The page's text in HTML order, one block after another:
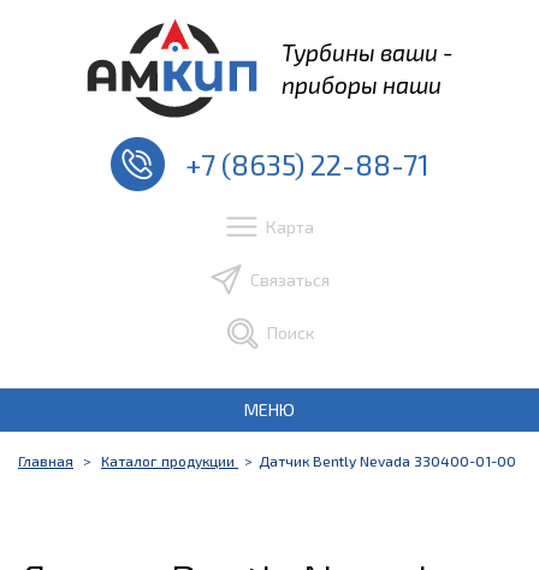
Турбины ваши -
приборы наши
+7 (8635) 22-88-71
Карта
Связаться
Поиск
МЕНЮ
Главная Каталог продукции Датчик Bently Nevada 330400-01-00